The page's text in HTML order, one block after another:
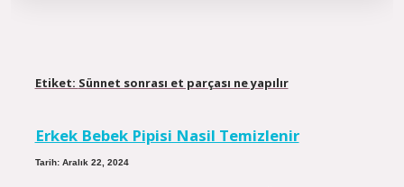
Etiket: Sünnet sonrası et parçası ne yapılır
Erkek Bebek Pipisi Nasil Temizlenir
Tarih: Aralık 22, 2024